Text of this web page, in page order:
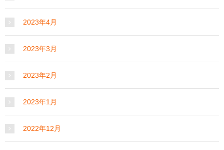
2023年4月
2023年3月
2023年2月
2023年1月
2022年12月